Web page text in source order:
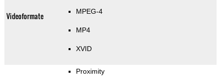
Videoformate MPEG-4
MP4
XVID
Proximity